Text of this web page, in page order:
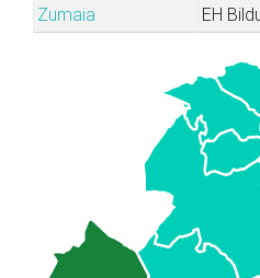
Zumaia
EH